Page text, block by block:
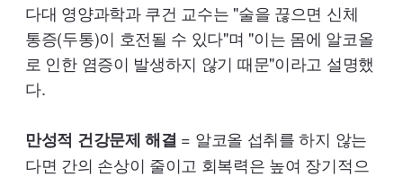
다대 영양과학과 쿠건 교수는 "술을 끊으면 신체
통증(두통)이 호전될 수 있다"며 "이는 몸에 알코올
로 인한 염증이 발생하지 않기 때문"이라고 설명했
다.
만성적 건강문제 해결 = 알코올 섭취를 하지 않는
다면 간의 손상이 줄이고 회복력은 높여 장기적으